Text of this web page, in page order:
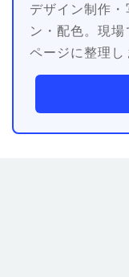
デザイン制作・
ン・配色。現
ページに整理し